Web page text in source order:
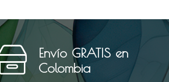
Envío GRATIS en
Colombia